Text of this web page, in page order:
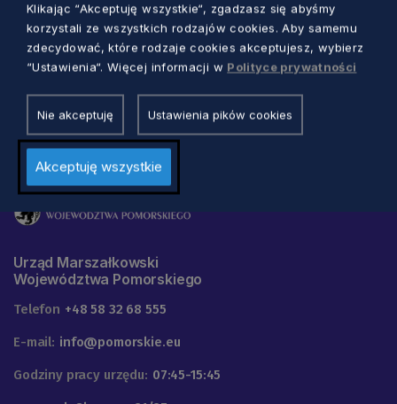
Oferta Stowarzyszenie Dlaczego NIE
Oferta Polskie Stowarzyszenie Diabetyków
Urząd Marszałkowski
Województwa Pomorskiego
Telefon +48 58 32 68 555
E-mail: info@pomorskie.eu
Godziny pracy urzędu: 07:45-15:45
Klikając “Akceptuję wszystkie“, zgadzasz się abyśmy
korzystali ze wszystkich rodzajów cookies. Aby samemu
zdecydować, które rodzaje cookies akceptujesz, wybierz
“Ustawienia“. Więcej informacji w Polityce prywatności
Nie akceptuję Ustawienia pików cookies
Akceptuję wszystkie